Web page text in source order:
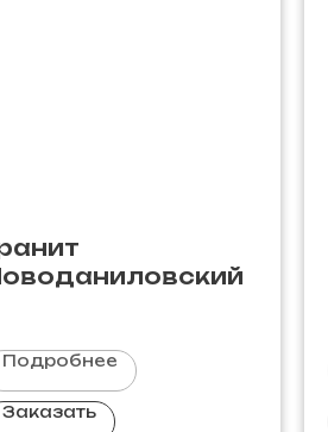
Подробнее
Заказать